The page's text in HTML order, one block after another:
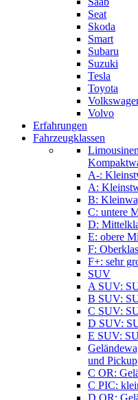
Seat
Skoda
Smart
Subaru
Suzuki
Tesla
Toyota
Volvo
Erfahrungen
Fahrzeugklassen
A-:
A:
B:
C: untere
D:
E: obere
F:
F+: sehr
SUV
A SUV:
B SUV:
C SUV:
D SUV:
E SUV:
und Pickup
C OR:
C PIC:
D OR: